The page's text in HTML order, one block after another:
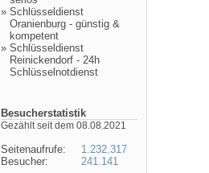
» Schlüsseldienst
Oranienburg - günstig &
kompetent
» Schlüsseldienst
Reinickendorf - 24h
Schlüsselnotdienst
Besucherstatistik
Gezählt seit dem 08.08.2021
Seitenaufrufe:
Besucher:
1.232.317
241.141